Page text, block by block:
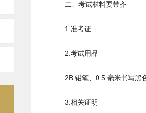
二、考试材料要带齐
1.准考证
2.考试用品
2B 铅笔、0.5 毫米书写黑
3.相关证明